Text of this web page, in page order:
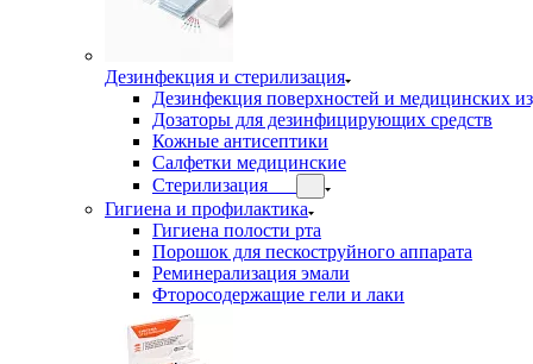
Дезинфекция и стерилизация
Дезинфекция поверхностей и медицинских
Дозаторы для дезинфицирующих средств
Кожные антисептики
Салфетки медицинские
Стерилизация
Гигиена и профилактика
Гигиена полости рта
Порошок для пескоструйного аппарата
Реминерализация эмали
Фторосодержащие гели и лаки